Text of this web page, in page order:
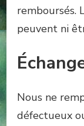
remboursés.
peuvent ni
Nous ne
défectueux